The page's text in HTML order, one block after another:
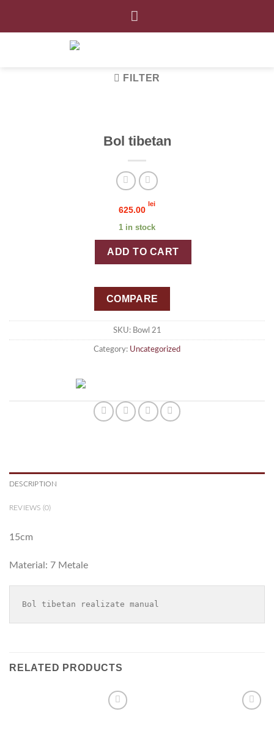
FILTER
Bol tibetan
625.00
lei
1 in stock
Bol tibetan quantity
ADD TO CART
COMPARE
SKU: Bowl 21
Category: Uncategorized
DESCRIPTION
REVIEWS (0)
15cm
Material: 7 Metale
Bol tibetan realizate manual
RELATED PRODUCTS